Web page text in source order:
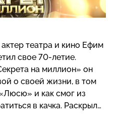
театра и кино Ефим
свое 70-летие.
на миллион» он
о своей жизни, в том
и как смог из
в качка. Раскрыл
так получилось, что